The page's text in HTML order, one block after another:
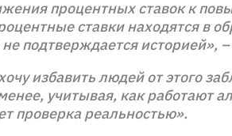
процентных ставок к
ставки находятся в
не подтверждается историей»,
избавить людей от этого
учитывая, как работают
проверка реальностью».